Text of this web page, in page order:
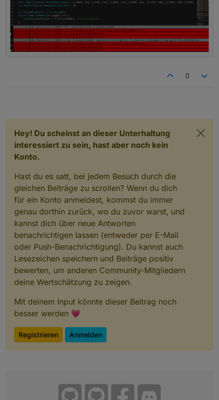
0
Hey! Du scheinst an dieser Unterhaltung
interessiert zu sein, hast aber noch kein
Konto.
Hast du es satt, bei jedem Besuch durch die
gleichen Beiträge zu scrollen? Wenn du dich
für ein Konto anmeldest, kommst du immer
genau dorthin zurück, wo du zuvor warst, und
kannst dich über neue Antworten
benachrichtigen lassen (entweder per E-Mail
oder Push-Benachrichtigung). Du kannst auch
Lesezeichen speichern und Beiträge positiv
bewerten, um anderen Community-Mitgliedern
deine Wertschätzung zu zeigen.
Mit deinem Input könnte dieser Beitrag noch
besser werden 💗
Registrieren Anmelden